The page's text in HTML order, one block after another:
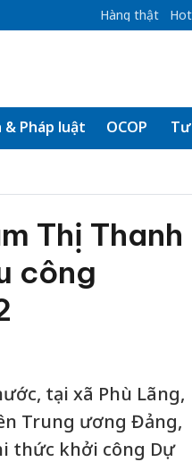
Hàng thật
& Pháp luật OCOP
Thị Thanh
công
tại xã Phù Lãng,
Trung ương Đảng,
thức khởi công Dự